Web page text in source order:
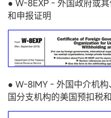
● W-8EXP - 外国政府或
和申报证明
● W-8IMY - 外国中介机
国分支机构的美国预扣税